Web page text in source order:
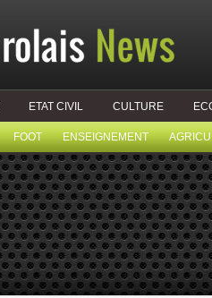
ETAT CIVIL CULTURE
FOOT ENSEIGNEMENT